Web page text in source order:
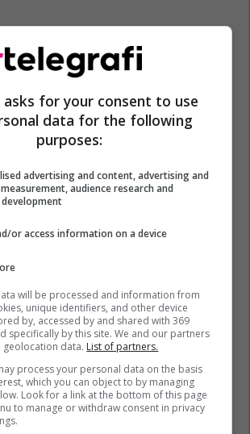
asks for your consent to use
data for the following
purposes:
advertising and content, advertising and
audience research and
development
or access information on a device
will be processed and information from
unique identifiers, and other device
by, accessed by and shared with 369
specifically by this site. We and our partners
geolocation data. List of partners.
process your personal data on the basis
which you can object to by managing
Look for a link at the bottom of this page
to manage or withdraw consent in privacy